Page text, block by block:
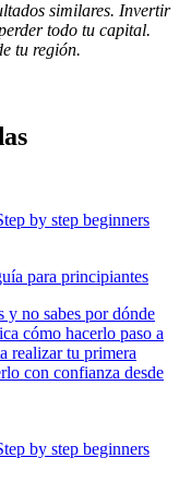
similares. Invertir
todo tu capital.
tu región.
para principiantes
y no sabes por dónde
cómo hacerlo paso a
realizar tu primera
con confianza desde